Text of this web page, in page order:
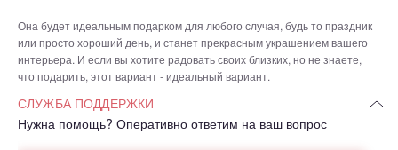
Она будет идеальным подарком для любого случая, будь то праздник
или просто хороший день, и станет прекрасным украшением вашего
интерьера. И если вы хотите радовать своих близких, но не знаете,
что подарить, этот вариант - идеальный вариант.
СЛУЖБА ПОДДЕРЖКИ
Нужна помощь? Оперативно ответим на ваш вопрос